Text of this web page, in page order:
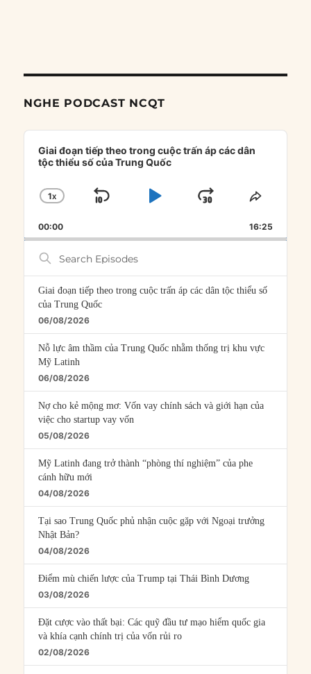
NGHE PODCAST NCQT
Audio
Player
Giai đoạn tiếp theo trong cuộc trấn áp các dân
tộc thiểu số của Trung Quốc
CHANGE
RATE
1X
SKIP
PLAYJUMP
FORWARD
SHARE
00:00 16:25
Search
Episodes
Giai đoạn tiếp theo trong cuộc trấn áp các dân tộc thiểu số
của Trung Quốc
06/08/2026
Nỗ lực âm thầm của Trung Quốc nhằm thống trị khu vực
Mỹ Latinh
06/08/2026
Nợ cho kẻ mộng mơ: Vốn vay chính sách và giới hạn của
việc cho startup vay vốn
05/08/2026
Mỹ Latinh đang trở thành “phòng thí nghiệm” của phe
cánh hữu mới
04/08/2026
Tại sao Trung Quốc phủ nhận cuộc gặp với Ngoại trưởng
Nhật Bản?
04/08/2026
Điểm mù chiến lược của Trump tại Thái Bình Dương
03/08/2026
Đặt cược vào thất bại: Các quỹ đầu tư mạo hiểm quốc gia
và khía cạnh chính trị của vốn rủi ro
02/08/2026